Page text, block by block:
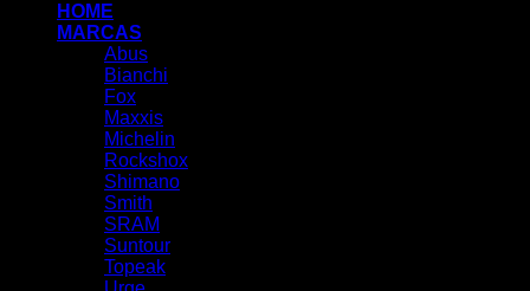
HOME
MARCAS
Abus
Bianchi
Fox
Maxxis
Michelin
Rockshox
Shimano
Smith
SRAM
Suntour
Topeak